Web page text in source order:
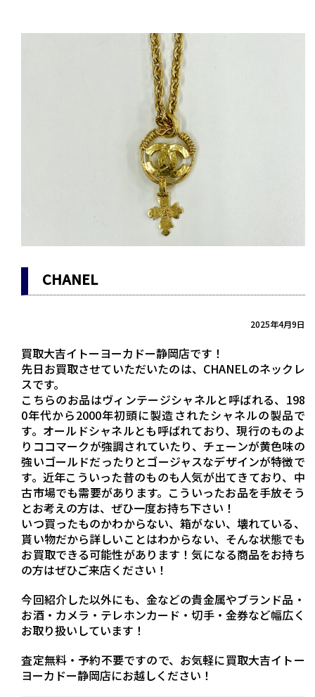
CHANEL
2025年4月9日
買取大吉イトーヨーカドー静岡店です！
先日お買取させていただいたのは、CHANELのネックレ
スです。
こちらのお品はヴィンテージシャネルと呼ばれる、198
0年代から2000年初頭に製造されたシャネルの製品で
す。オールドシャネルとも呼ばれており、現行のものよ
りココマークが強調されていたり、チェーンが黄色味の
強いゴールドだったりとゴージャスなデザインが特徴で
す。近年こういった昔のものも人気が出てきており、中
古市場でも需要があります。こういったお品を手放そう
とお考えの方は、ぜひ一度お持ち下さい！
いつ買ったものかわからない、箱がない、壊れている、
貰い物だから詳しいことはわからない、そんな状態でも
お買取できる可能性があります！気になる商品をお持ち
の方はぜひご来店ください！
今回紹介した以外にも、金などの貴金属やブランド品・
お酒・カメラ・テレホンカード・切手・金券など幅広く
お取り扱いしています！
査定無料・予約不要ですので、お気軽に買取大吉イトー
ヨーカドー静岡店にお越しください！